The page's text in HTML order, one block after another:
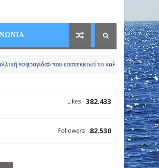
που επανεκκινεί το καλώδιο Ελλάδας – Κύπρου και
382.433
Likes
82.530
Followers